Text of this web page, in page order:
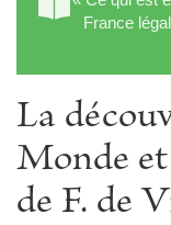
France
La
Monde et
de F. de